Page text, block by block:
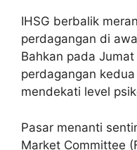
IHSG berbalik
perdagangan di
Bahkan pada
perdagangan
mendekati level
Pasar menanti
Market Committee